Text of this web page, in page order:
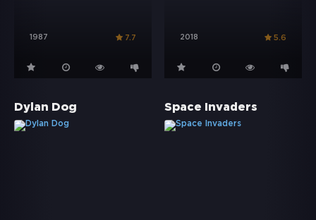
1987 7.7 2018 5.6
Dylan Dog Space Invaders